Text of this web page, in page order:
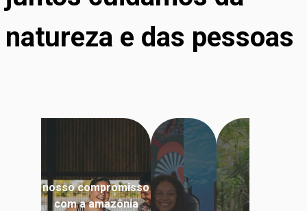
natureza e das pessoas
nosso compromisso
com a amazônia